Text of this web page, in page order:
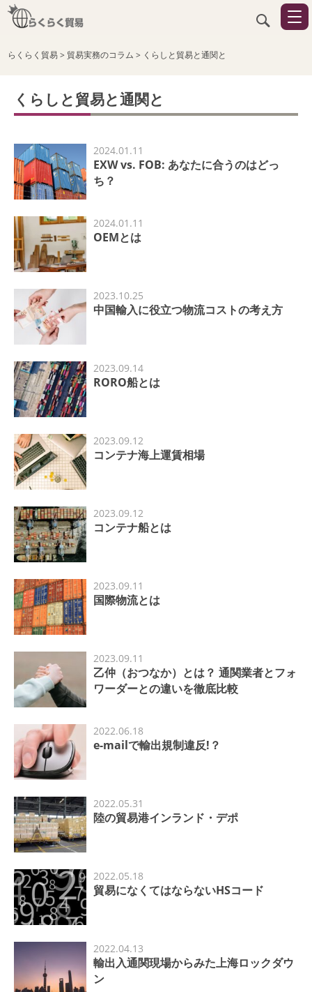
らくらく貿易> 貿易実務のコラム > くらしと貿易と通関と
くらしと貿易と通関と
2024.01.11
EXW vs. FOB: あなたに合うのはどっ
ち？
2024.01.11
OEMとは
2023.10.25
中国輸入に役立つ物流コストの考え方
2023.09.14
RORO船とは
2023.09.12
コンテナ海上運賃相場
2023.09.12
コンテナ船とは
2023.09.11
国際物流とは
2023.09.11
乙仲（おつなか）とは？ 通関業者とフォ
ワーダーとの違いを徹底比較
2022.06.18
e-mailで輸出規制違反!？
2022.05.31
陸の貿易港インランド・デポ
2022.05.18
貿易になくてはならないHSコード
2022.04.13
輸出入通関現場からみた上海ロックダウ
ン